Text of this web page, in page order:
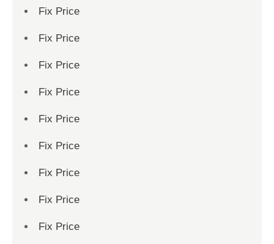
Fix Price
Fix Price
Fix Price
Fix Price
Fix Price
Fix Price
Fix Price
Fix Price
Fix Price